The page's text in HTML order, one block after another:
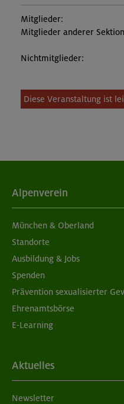
Mitglieder:
Mitglieder anderer
Nichtmitglieder:
Diese Veranstaltung ist
Alpenverein
München & Oberland
Standorte
Ausbildung & Jobs
Spenden
Prävention sexualisierter
Ehrenamtsbörse
E-Learning
Aktuelles
Newsletter